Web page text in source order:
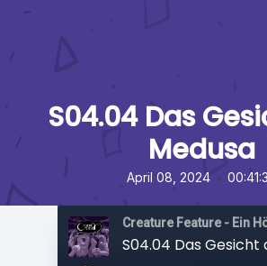
S04.04 Das
Medusa
April 08, 2024 •
Creature Feature - Ein
S04.04 Das Gesicht